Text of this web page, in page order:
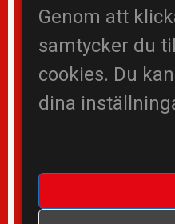
Genom att
samtycker du
cookies. Du
dina
© 2026 Marek